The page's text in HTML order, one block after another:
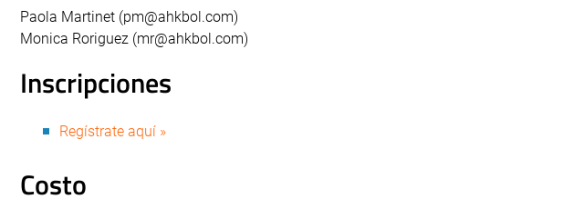
Paola Martinet (pm@ahkbol.com)
Monica Roriguez (mr@ahkbol.com)
Inscripciones
Regístrate aquí »
Costo